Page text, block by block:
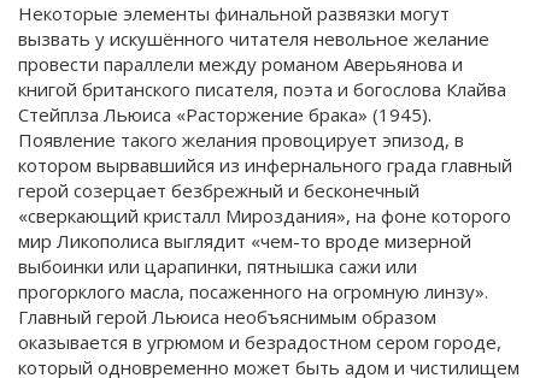
Некоторые элементы финальной развязки могут
вызвать у искушённого читателя невольное желание
провести параллели между романом Аверьянова и
книгой британского писателя, поэта и богослова Клайва
Стейплза Льюиса «Расторжение брака» (1945).
Появление такого желания провоцирует эпизод, в
котором вырвавшийся из инфернального града главный
герой созерцает безбрежный и бесконечный
«сверкающий кристалл Мироздания», на фоне которого
мир Ликополиса выглядит «чем-то вроде мизерной
выбоинки или царапинки, пятнышка сажи или
прогорклого масла, посаженного на огромную линзу».
Главный герой Льюиса необъяснимым образом
оказывается в угрюмом и безрадостном сером городе,
который одновременно может быть адом и чистилищем